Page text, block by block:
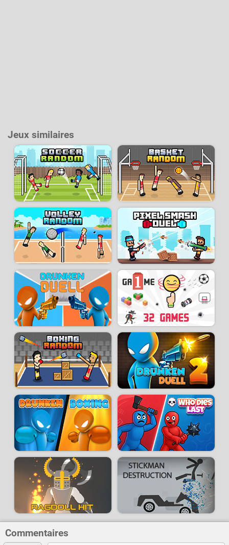
Barça ou d’une sélection plus exotique, il y a forcément votre équipe de
cœur. Après chaque match, ouvrez des packs de cartes pour
collectionner plus de 280 joueurs et renforcer votre effectif. Construisez
votre dream team, débloquez de nouvelles nations et dominez les
compétitions les plus folles.
Des tournois variés et du multijoueur local
Affrontez l’IA dans 10 coupes différentes aux formats originaux ou défiez
un ami en mode multijoueur local sur le même appareil. Que ce soit en
mode “Normal” pour une campagne complète ou en “Golden Goal” ultra-
rapide, chaque partie reste intense et pleine de rebondissements. La
rejouabilité est infinie grâce aux tirages aléatoires et à la physique jamais
identique.
A Small World Cup 2 est le jeu idéal pour tous ceux qui aiment le football
sans se prendre au sérieux. Humoristique, accessible à tous les âges et
totalement gratuit, il transforme le sport roi en un spectacle burlesque et
addictif. Prêt à faire trembler les filets avec style ? Lancez-vous et
ramenez la coupe à la maison dans ce petit monde de football
complètement dingue !
Développeur :Rujogames- Joué 20 k
Jeux similaires
Commentaires